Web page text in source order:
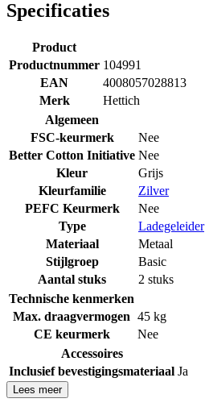
Specificaties
Product
Productnummer 104991
EAN
4008057028813
Merk
Hettich
Algemeen
FSC-keurmerk
Nee
Better Cotton Initiative Nee
Kleur
Grijs
Kleurfamilie
Zilver
PEFC Keurmerk
Nee
Type
Ladegeleider
Materiaal
Metaal
Stijlgroep
Basic
Aantal stuks
2 stuks
Technische kenmerken
Max. draagvermogen 45 kg
CE keurmerk
Nee
Accessoires
Inclusief bevestigingsmateriaal Ja
Lees meer